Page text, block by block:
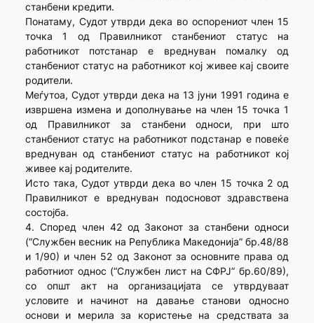
станбени кредити.
Понатаму, Судот утврди дека во оспорениот член 15
точка 1 од Правилникот станбениот статус на
работникот потстанар е вреднуван помалку од
станбениот статус на работникот кој живее кај своите
родители.
Меѓутоа, Судот утврди дека на 13 јуни 1991 година е
извршена измена и дополнување на член 15 точка 1
од Правилникот за станбени односи, при што
станбениот статус на работникот подстанар е повеќе
вреднуван од станбениот статус на работникот кој
живее кај родителите.
Исто така, Судот утврди дека во член 15 точка 2 од
Правилникот е вреднуван подосновот здравствена
состојба.
4. Според член 42 од Законот за станбени односи
(“Службен весник на Република Македонија” бр.48/88
и 1/90) и член 52 од Законот за основните права од
работниот однос (“Службен лист на СФРЈ” бр.60/89),
со општ акт на организацијата се утврдуваат
условите и начинот на давање станови односно
основи и мерила за користење на средствата за